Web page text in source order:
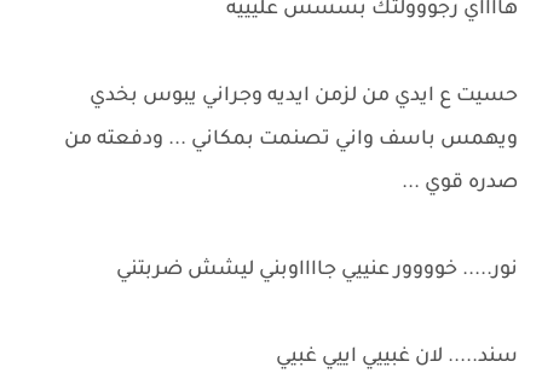
هااااي رجووولتك بسسس عليييه
حسيت ع ايدي من لزمن ايديه وجراني يبوس بخدي
ويهمس باسف واني تصنمت بمكاني ... ودفعته من
صدره قوي ...
نور..... خوووور عنييي جااااوبني ليشش ضربتني
سند..... لان غبييي اييي غبيي